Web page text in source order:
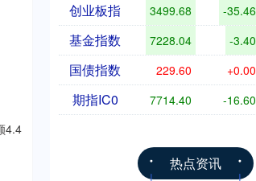
4.4
创业板指 3499.68 -35.46
基金指数 7228.04 -3.40
国债指数 229.60 +0.00
期指IC0 7714.40 -16.60
热点资讯